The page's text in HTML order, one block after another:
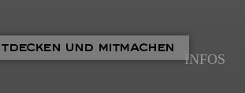
UND MITMACHEN
INFOS